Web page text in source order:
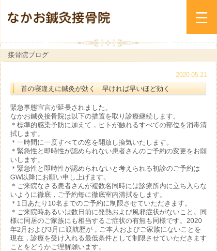
接骨院ブログ
2020.05.21
首の寝違えに鍼灸が効く 早ければ早いほど効く
緊急事態宣言が延長されました。
なかお鍼灸接骨院は以下の措置を取り診療継続します。
＊標準的感染予防に加えて，ヒトが触れるすべての部位を消毒清
拭します。
＊一時間に一度すべての窓を開放し換気いたします。
＊緊急性と即時性が認められない患者さんのご予約の変更をお願
いします。
＊緊急性と即時性が認められないと考えられる初診のご予約は
GW以降にお願い申し上げます。
＊ご来院なさる患者さんが複数名同時には診療所内に立ち入らな
いように徹底，ご予約毎に徹底室内清拭をします。
＊1日あたり10名までのご予約に制限させていただきます。
＊ご来院時あるいは数日前に発熱および風邪症状がないこと。同
様に同居のご家族にも相当するご症状の有無も同様です。2020
年2月および3月に渡航歴が，ご本人およびご家族にないことを
現在，診療を受け入れる最低条件として制限させていただきます
ことをどうかご理解願います。